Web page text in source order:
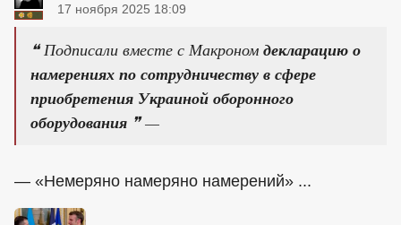
17 ноября 2025 18:09
❝ Подписали вместе с Макроном декларацию о
намерениях по сотрудничеству в сфере
приобретения Украиной оборонного
оборудования ❞ —
— «Немеряно намеряно намерений» ...